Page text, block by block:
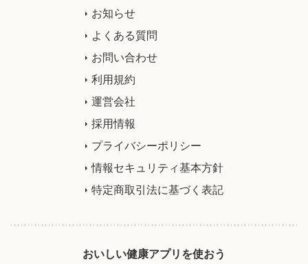
お知らせ
よくある質問
お問い合わせ
利用規約
運営会社
採用情報
プライバシーポリシー
情報セキュリティ基本方針
特定商取引法に基づく表記
おいしい健康アプリを使おう